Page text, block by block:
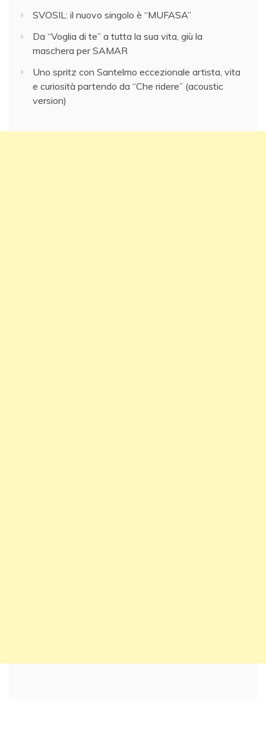
SVOSIL: il nuovo singolo è “MUFASA”
Da “Voglia di te” a tutta la sua vita, giù la
maschera per SAMAR
Uno spritz con Santelmo eccezionale artista, vita
e curiosità partendo da “Che ridere” (acoustic
version)